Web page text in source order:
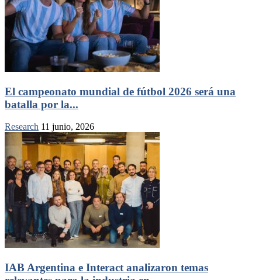
El campeonato mundial de fútbol 2026 será una
batalla por la...
Research 11 junio, 2026
IAB Argentina e Interact analizaron temas